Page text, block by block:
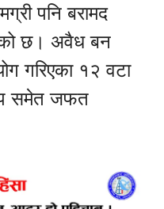
पनि बरामद
छ। अवैध बन
गरिएका १२ वटा
समेत जफत